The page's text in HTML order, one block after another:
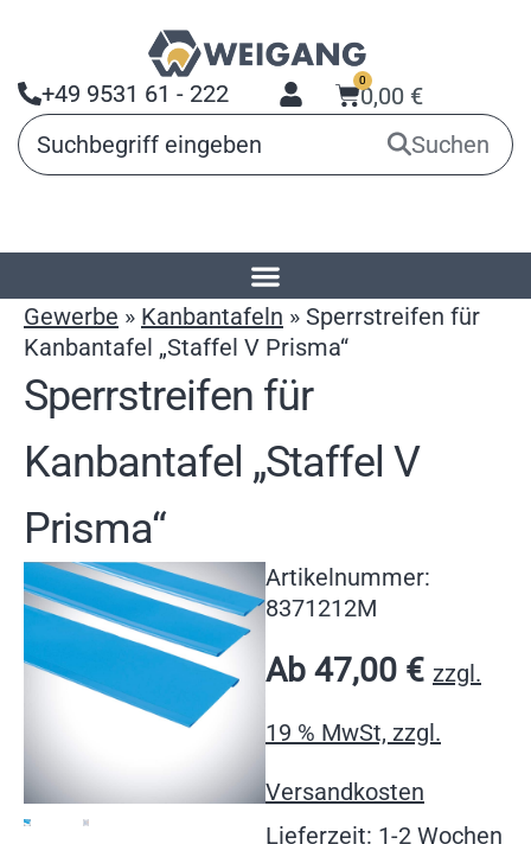
+49 9531 61 - 222 0,00 €
0
Suchen
»Arbeitsmittel für
Gewerbe » Kanbantafeln » Sperrstreifen für
Kanbantafel „Staffel V Prisma“
Sperrstreifen für
Kanbantafel „Staffel V
Prisma“
Artikelnummer:
8371212M
Ab 47,00 € zzgl.
19 % MwSt, zzgl.
Versandkosten
Lieferzeit: 1-2 Wochen